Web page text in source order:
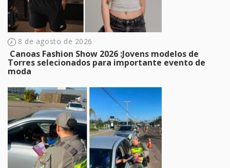
8 de agosto de 2026
​ Canoas Fashion Show 2026 :Jovens modelos de
Torres selecionados para importante evento de
moda